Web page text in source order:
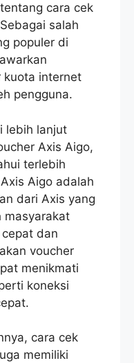
cara cek
salah
populer di
kuota internet
pengguna.
lebih lanjut
Axis Aigo,
terlebih
Aigo adalah
dari Axis yang
masyarakat
dan
voucher
menikmati
koneksi
cara cek
memiliki